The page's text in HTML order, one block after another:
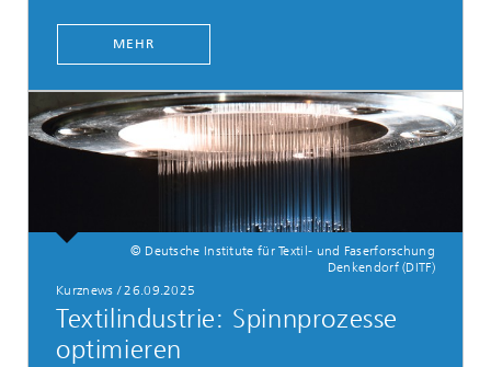
MEHR
© Deutsche Institute für Textil- und Faserforschung
Denkendorf (DITF)
Kurznews / 26.09.2025
Textilindustrie: Spinnprozesse
optimieren